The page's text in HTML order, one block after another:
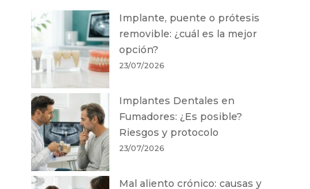
Implante, puente o prótesis
removible: ¿cuál es la mejor
opción?
23/07/2026
Implantes Dentales en
Fumadores: ¿Es posible?
Riesgos y protocolo
23/07/2026
Mal aliento crónico: causas y